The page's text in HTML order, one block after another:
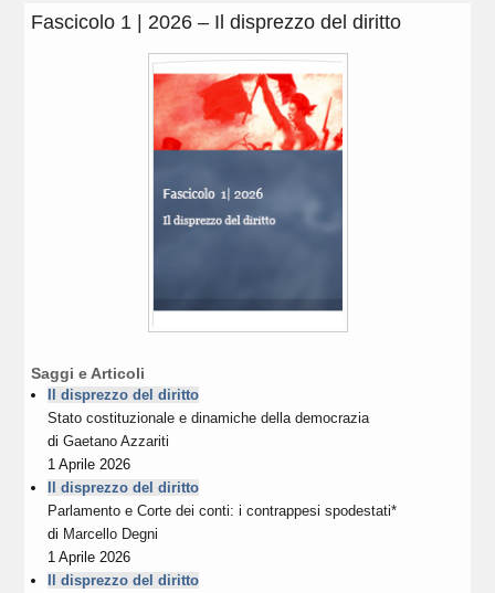
Fascicolo 1 | 2026 – Il disprezzo del diritto
Saggi e Articoli
Il disprezzo del diritto
Stato costituzionale e dinamiche della democrazia
diGaetano Azzariti
1 Aprile 2026
Il disprezzo del diritto
Parlamento e Corte dei conti: i contrappesi spodestati*
di Marcello Degni
1 Aprile 2026
Il disprezzo del diritto